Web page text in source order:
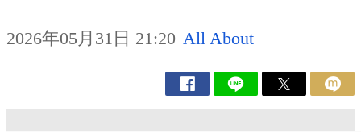
2026年05月31日 21:20 All About